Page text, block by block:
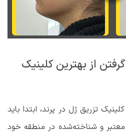
از بهترین کلینیک
تزریق ژل در پرند، ابتدا باید
و شناخته‌شده در منطقه خود